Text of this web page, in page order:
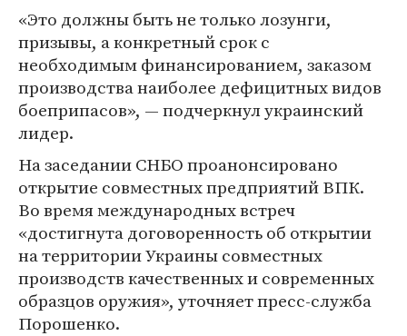
«Это должны быть не только лозунги,
призывы, а конкретный срок с
необходимым финансированием, заказом
производства наиболее дефицитных видов
боеприпасов», — подчеркнул украинский
лидер.
На заседании СНБО проанонсировано
открытие совместных предприятий ВПК.
Во время международных встреч
«достигнута договоренность об открытии
на территории Украины совместных
производств качественных и современных
образцов оружия», уточняет пресс-служба
Порошенко.